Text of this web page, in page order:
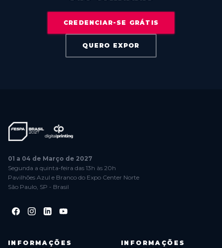
CREDENCIAR-SE GRÁTIS
QUERO EXPOR
01 a 04 de Março de 2027
Segunda a quinta-feira das 13h às 20h
Pavilhões Azul e Branco do Expo Center Norte
São Paulo, SP - Brasil
INFORMAÇÕES
INFORMAÇÕES